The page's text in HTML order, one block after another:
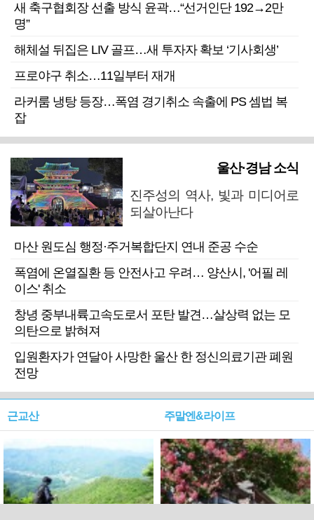
새 축구협회장 선출 방식 윤곽…“선거인단 192→2만
명”
해체설 뒤집은 LIV 골프…새 투자자 확보 ‘기사회생’
프로야구 취소…11일부터 재개
라커룸 냉탕 등장…폭염 경기취소 속출에 PS 셈법 복
잡
울산·경남 소식
진주성의 역사, 빛과 미디어로
되살아난다
마산 원도심 행정·주거복합단지 연내 준공 수순
폭염에 온열질환 등 안전사고 우려… 양산시, '어필 레
이스' 취소
창녕 중부내륙고속도로서 포탄 발견…살상력 없는 모
의탄으로 밝혀져
입원환자가 연달아 사망한 울산 한 정신의료기관 폐원
전망
근교산 주말엔&라이프